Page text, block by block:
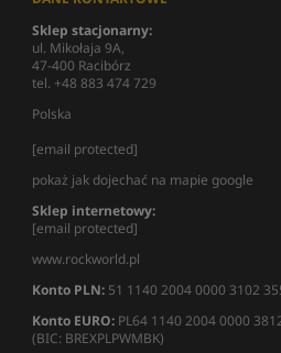
Sklep stacjonarny:
ul. Mikołaja 9A,
47-400 Racibórz
tel. +48 883 474 729
Polska
[email protected]
pokaż jak dojechać na mapie google
Sklep internetowy:
[email protected]
www.rockworld.pl
Konto PLN: 51 1140 2004 0000 3102
Konto EURO: PL64 1140 2004 0000
(BIC: BREXPLPWMBK)